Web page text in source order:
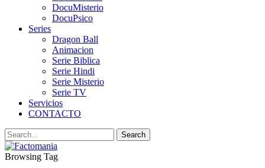
DocuMisterio
DocuPsico
Series
Dragon Ball
Animacion
Serie Biblica
Serie Hindi
Serie Misterio
Serie TV
Servicios
CONTACTO
Browsing Tag